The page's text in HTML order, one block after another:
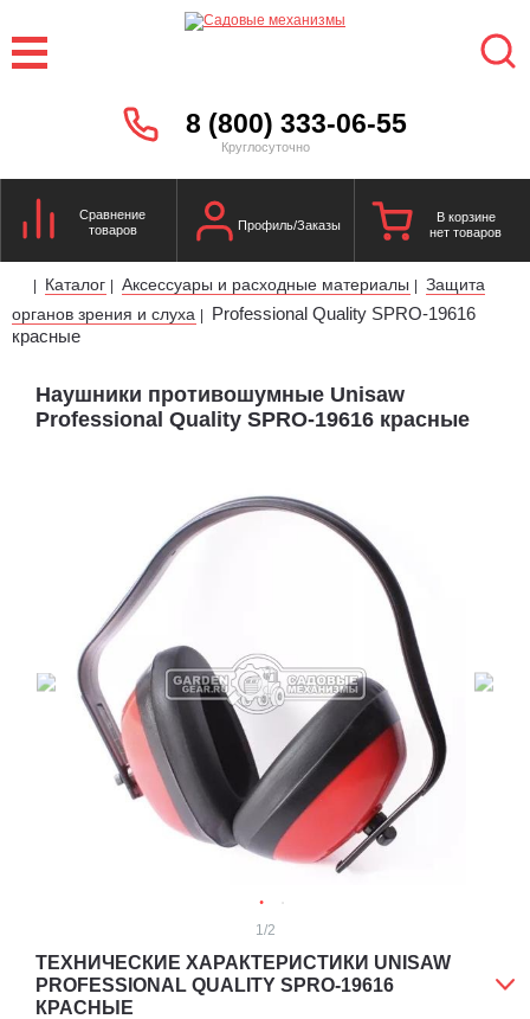
8 (800) 333-06-55
Круглосуточно
Сравнение
товаров
Профиль/Заказы
В корзине
нет товаров
| Каталог | Аксессуары и расходные материалы | Защита
органов зрения и слуха |
Professional Quality SPRO-19616
красные
Наушники противошумные Unisaw
Professional Quality SPRO-19616 красные
1 /2
ТЕХНИЧЕСКИЕ ХАРАКТЕРИСТИКИ UNISAW
PROFESSIONAL QUALITY SPRO-19616
КРАСНЫЕ